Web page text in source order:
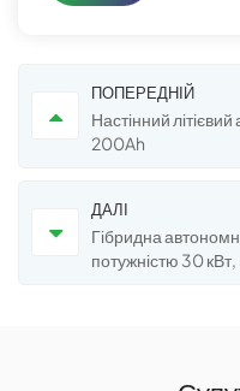
ПОПЕРЕДНІЙ
Настінний
200Ah
ДАЛІ
Гібридна
потужністю 30